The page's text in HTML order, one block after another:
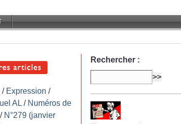
/ Expression /
AL / Numéros de
/ N°279 (janvier
Rechercher :